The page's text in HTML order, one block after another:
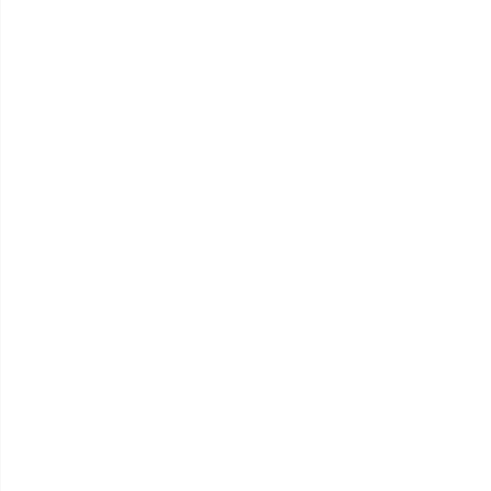
- XS
s manžetama – boja kostiju - M